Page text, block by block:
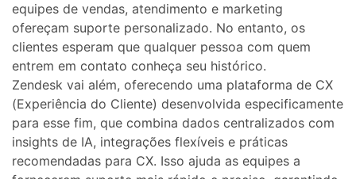
equipes de vendas, atendimento e marketing
ofereçam suporte personalizado. No entanto, os
clientes esperam que qualquer pessoa com quem
entrem em contato conheça seu histórico.
Zendesk vai além, oferecendo uma plataforma de CX
(Experiência do Cliente) desenvolvida especificamente
para esse fim, que combina dados centralizados com
insights de IA, integrações flexíveis e práticas
recomendadas para CX. Isso ajuda as equipes a